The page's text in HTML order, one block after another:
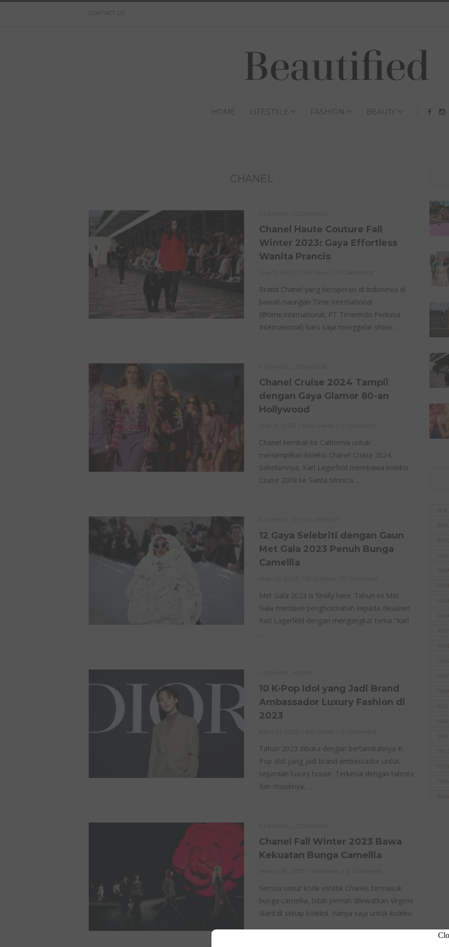
CONTACT US
HOME LIFESTYLE FASHION BEAUTY
CHANEL
FASHION LOOKBOOK
Chanel Haute Couture Fall
Winter 2023: Gaya Effortless
Wanita Prancis
Brand Chanel yang beroperasi di Indonesia di
bawah naungan Time International
(@time.international, PT Timerindo Perkasa
Internasional) baru saja menggelar show …
FASHION LOOKBOOK
Chanel Cruise 2024 Tampil
dengan Gaya Glamor 80-an
Hollywood
Chanel kembali ke California untuk
menampilkan koleksi Chanel Cruise 2024.
Sebelumnya, Karl Lagerfeld membawa koleksi
Cruise 2008 ke Santa Monica …
FASHION STYLE REPORT
12 Gaya Selebriti dengan Gaun
Met Gala 2023 Penuh Bunga
Camellia
Met Gala 2023 is finally here. Tahun ini Met
Gala memberi penghormatan kepada desainer
Karl Lagerfeld dengan mengangkat tema “Karl
…
FASHION NEWS
10 K-Pop Idol yang Jadi Brand
Ambassador Luxury Fashion di
2023
Tahun 2023 dibuka dengan bertambahnya K-
Pop idol yang jadi brand ambassador untuk
sejumlah luxury house. Terkenal dengan talenta
dan musiknya, …
FASHION LOOKBOOK
Chanel Fall Winter 2023 Bawa
Kekuatan Bunga Camellia
Semua unsur kode estetik Chanel, termasuk
bunga camellia, tidak pernah dilewatkan Virginie
Viard di setiap koleksi. Hanya saja untuk koleksi
…
RED
TAS